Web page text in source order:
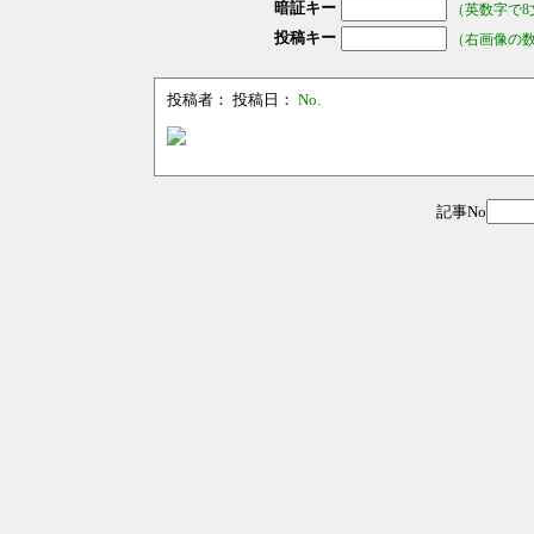
暗証キー
（英数字で
投稿キー （右画像の
投稿者： 投稿日： No.
記事No